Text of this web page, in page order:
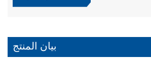
بيان المنتج